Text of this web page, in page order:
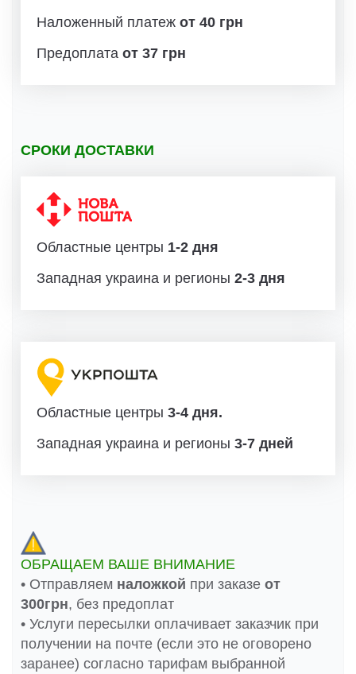
Наложенный платеж от 40 грн
Предоплата от 37 грн
СРОКИ ДОСТАВКИ
Областные центры 1-2 дня
Западная украина и регионы 2-3 дня
Областные центры 3-4 дня.
Западная украина и регионы 3-7 дней
ОБРАЩАЕМ ВАШЕ ВНИМАНИЕ
• Отправляем наложкой при заказе от
300грн, без предоплат
• Услуги пересылки оплачивает заказчик при
получении на почте (если это не оговорено
заранее) согласно тарифам выбранной